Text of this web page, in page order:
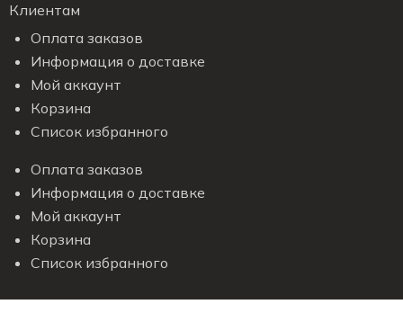
Клиентам
Оплата заказов
Информация о доставке
Мой аккаунт
Корзина
Список избранного
Оплата заказов
Информация о доставке
Мой аккаунт
Корзина
Список избранного